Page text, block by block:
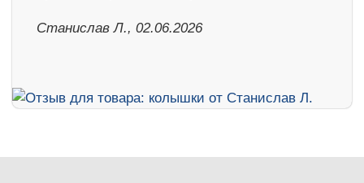
Станислав Л., 02.06.2026